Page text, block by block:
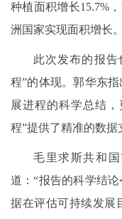
种植面积增长15.7%
洲国家实现面积增长。
此次发布的报告
程”的体现。郭华东
展进程的科学总结
程”提供了精准的数据
毛里求斯共和
道：“报告的科学结
据在评估可持续发展